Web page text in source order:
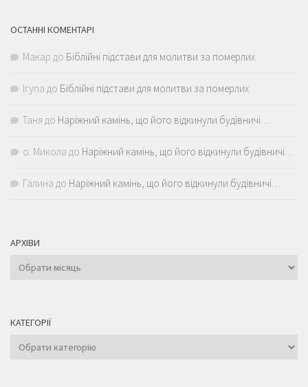
ОСТАННІ КОМЕНТАРІ
Макар до Біблійні підстави для молитви за померлих
Iryna до Біблійні підстави для молитви за померлих
Таня до Наріжний камінь, що його відкинули будівничі…
о. Микола до Наріжний камінь, що його відкинули будівничі…
Галина до Наріжний камінь, що його відкинули будівничі…
АРХІВИ
Архіви
КАТЕГОРІЇ
Категорії